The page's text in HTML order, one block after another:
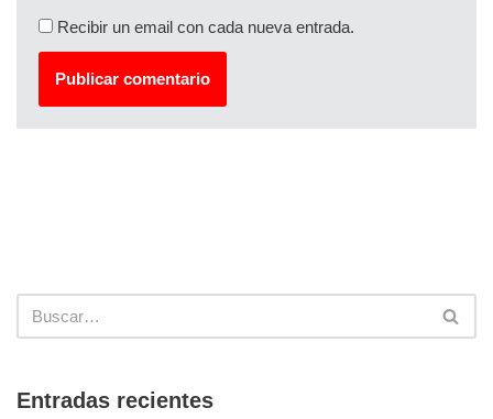
Recibir un email con cada nueva entrada.
Entradas recientes